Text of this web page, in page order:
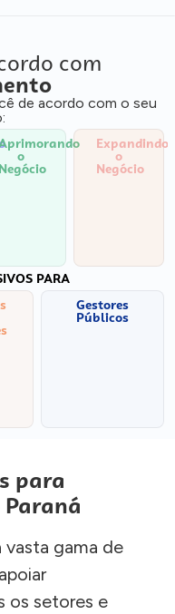
com
de acordo com o seu
o
Negócio
Expandindo
o
Negócio
PARA
Gestores
Públicos
para
gama de
os setores e